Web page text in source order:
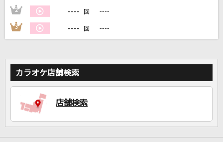
2 ---- 回 ----
3 ---- 回 ----
カラオケ店舗検索
店舗検索